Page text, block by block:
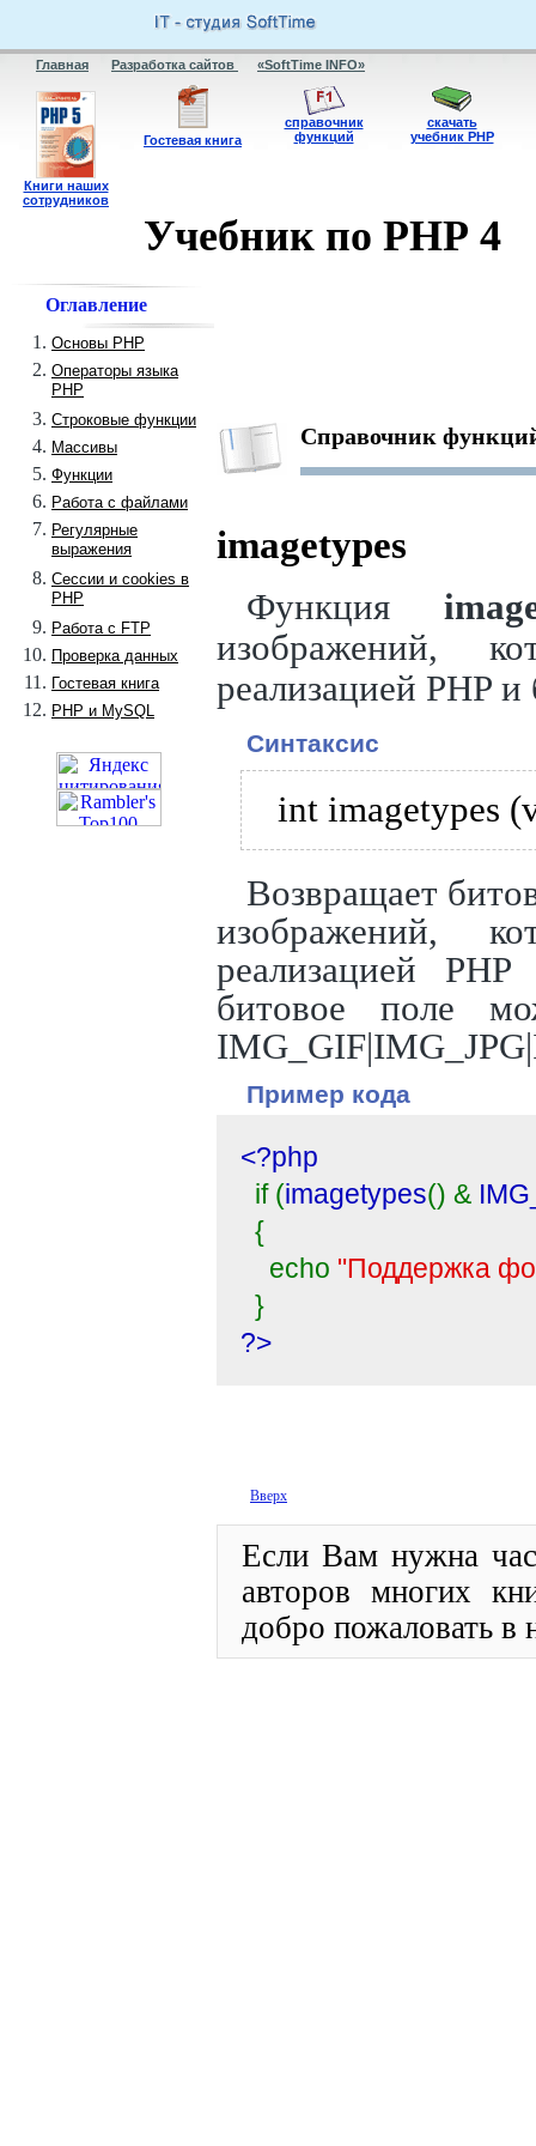
Главная Разработка сайтов «SoftTime INFO»
Книги наших
сотрудников
Гостевая книга
справочник
функций
скачать
учебник PHP
Учебник по PHP 4
Оглавление
Основы PHP
Операторы языка
PHP
Строковые функции
Массивы
Функции
Работа с файлами
Регулярные
выражения
Сессии и cookies в
PHP
Работа с FTP
Проверка данных
Гостевая книга
PHP и MySQL
Справочник
imagetypes
Функция
изображений,
реализацией PHP
Синтаксис
int imagetypes
Возвращает
изображений,
реализацией
битовое поле
Пример кода
<?php
if (imagetypes() &
{
echo "Поддержка
}
?>
Вверх
Если Вам нужна
авторов многих
добро пожаловать